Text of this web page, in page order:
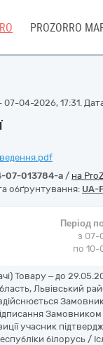
PROZORRO
04-2026, 17:31.
07-013784-a/ на
обґрунтування: UA-
Період
з 07-
по 10-
Товару – до
Львівський
Замовником
учасник
білорусь /